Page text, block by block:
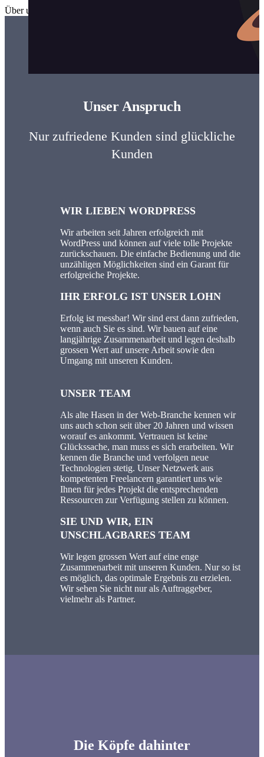
Über uns
Unser Anspruch
Nur zufriedene Kunden sind glückliche
Kunden
WIR LIEBEN WORDPRESS
Wir arbeiten seit Jahren erfolgreich mit
WordPress und können auf viele tolle Projekte
zurückschauen. Die einfache Bedienung und die
unzähligen Möglichkeiten sind ein Garant für
erfolgreiche Projekte.
IHR ERFOLG IST UNSER LOHN
Erfolg ist messbar! Wir sind erst dann zufrieden,
wenn auch Sie es sind. Wir bauen auf eine
langjährige Zusammenarbeit und legen deshalb
grossen Wert auf unsere Arbeit sowie den
Umgang mit unseren Kunden.
UNSER TEAM
Als alte Hasen in der Web-Branche kennen wir
uns auch schon seit über 20 Jahren und wissen
worauf es ankommt. Vertrauen ist keine
Glückssache, man muss es sich erarbeiten. Wir
kennen die Branche und verfolgen neue
Technologien stetig. Unser Netzwerk aus
kompetenten Freelancern garantiert uns wie
Ihnen für jedes Projekt die entsprechenden
Ressourcen zur Verfügung stellen zu können.
SIE UND WIR, EIN
UNSCHLAGBARES TEAM
Wir legen grossen Wert auf eine enge
Zusammenarbeit mit unseren Kunden. Nur so ist
es möglich, das optimale Ergebnis zu erzielen.
Wir sehen Sie nicht nur als Auftraggeber,
vielmehr als Partner.
Die Köpfe dahinter